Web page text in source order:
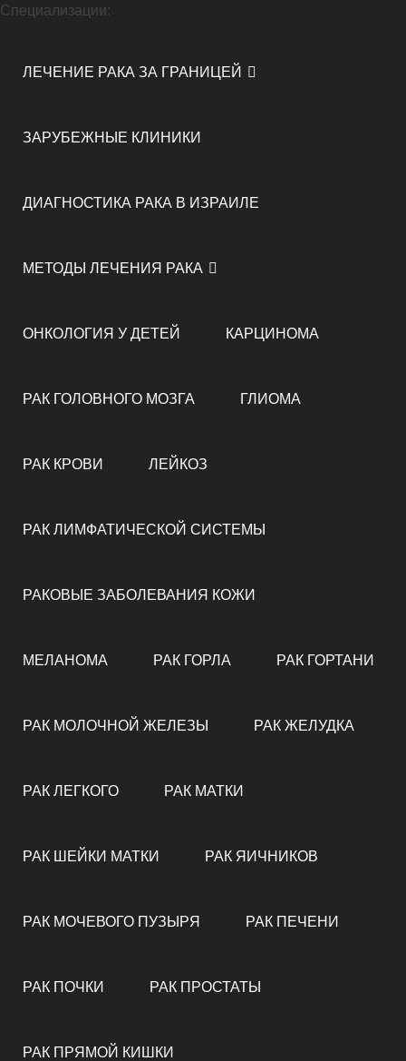
Специализации:
ЛЕЧЕНИЕ РАКА ЗА ГРАНИЦЕЙ
ЗАРУБЕЖНЫЕ КЛИНИКИ
ДИАГНОСТИКА РАКА В ИЗРАИЛЕ
МЕТОДЫ ЛЕЧЕНИЯ РАКА
ОНКОЛОГИЯ У ДЕТЕЙ КАРЦИНОМА
РАК ГОЛОВНОГО МОЗГА ГЛИОМА
РАК КРОВИ ЛЕЙКОЗ
РАК ЛИМФАТИЧЕСКОЙ СИСТЕМЫ
РАКОВЫЕ ЗАБОЛЕВАНИЯ КОЖИ
МЕЛАНОМА РАК ГОРЛА РАК ГОРТАНИ
РАК МОЛОЧНОЙ ЖЕЛЕЗЫ РАК ЖЕЛУДКА
РАК ЛЕГКОГО РАК МАТКИ
РАК ШЕЙКИ МАТКИ РАК ЯИЧНИКОВ
РАК МОЧЕВОГО ПУЗЫРЯ РАК ПЕЧЕНИ
РАК ПОЧКИ РАК ПРОСТАТЫ
РАК ПРЯМОЙ КИШКИ